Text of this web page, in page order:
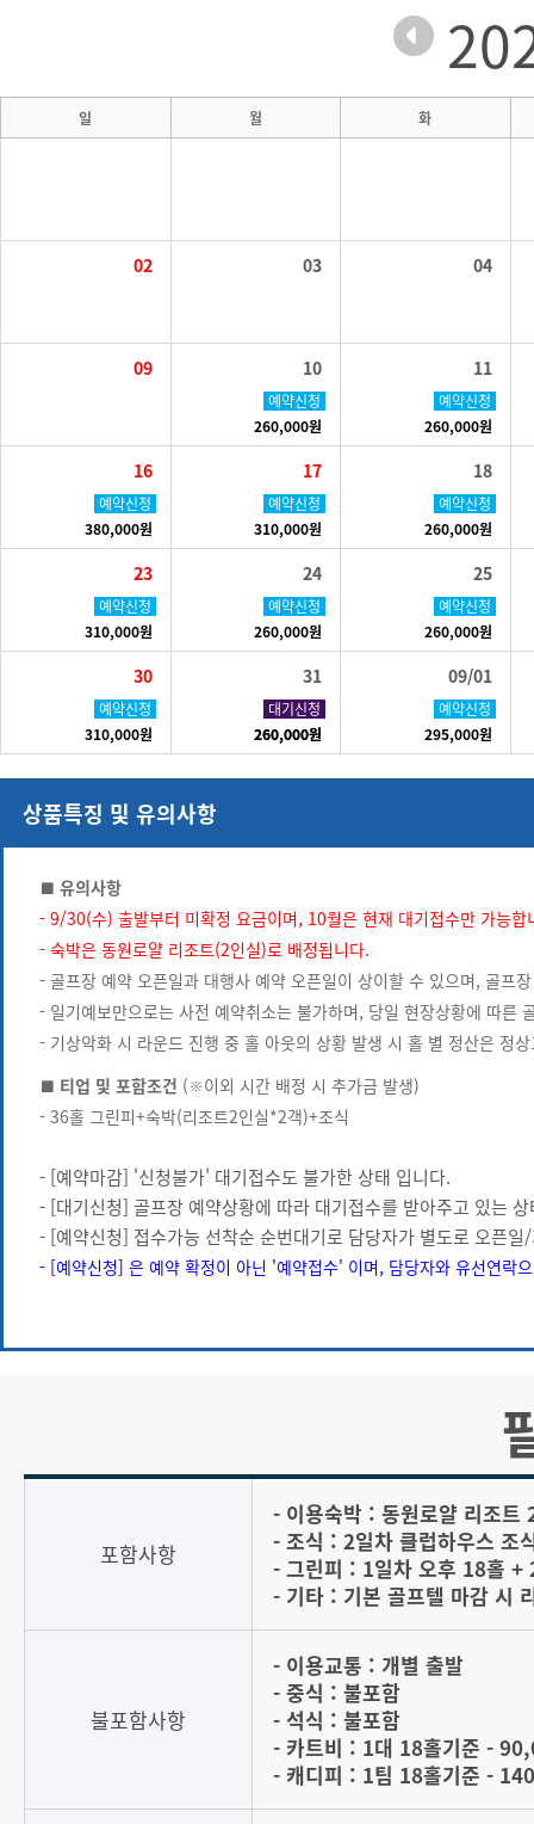
일 월 화
02 03 04
09 10
예약신청
260,000원
11
예약신청
260,000원
16
예약신청
380,000원
17
예약신청
310,000원
18
예약신청
260,000원
23
예약신청
310,000원
24
예약신청
260,000원
25
예약신청
260,000원
30
예약신청
310,000원
31
예약신청
260,000원
대기신청
260,000원
09/01
예약신청
295,000원
상품특징 및 유의사항
■ 유의사항
- 9/30(수) 출발부터 미확정 요금이며, 10월은 현재 대기접수만 가능
- 숙박은 동원로얄 리조트(2인실)로 배정됩니다.
- 골프장 예약 오픈일과 대행사 예약 오픈일이 상이할 수 있으며, 골프
- 일기예보만으로는 사전 예약취소는 불가하며, 당일 현장상황에 따른
- 기상악화 시 라운드 진행 중 홀 아웃의 상황 발생 시 홀 별 정산은 정
■ 티업 및 포함조건 (※이외 시간 배정 시 추가금 발생)
- 36홀 그린피+숙박(리조트2인실*2객)+조식
- [예약마감] '신청불가' 대기접수도 불가한 상태 입니다.
- [대기신청] 골프장 예약상황에 따라 대기접수를 받아주고 있는
- [예약신청] 접수가능 선착순 순번대기로 담당자가 별도로 오픈
- [예약신청] 은 예약 확정이 아닌 '예약접수' 이며, 담당자와 유선연락
포함사항
- 이용숙박 : 동원로얄 리조트
- 조식 : 2일차 클럽하우스 조
- 그린피 : 1일차 오후 18홀 +
- 기타 : 기본 골프텔 마감 시
불포함사항
- 이용교통 : 개별 출발
- 중식 : 불포함
- 석식 : 불포함
- 카트비 : 1대 18홀기준 -
- 캐디피 : 1팀 18홀기준 -